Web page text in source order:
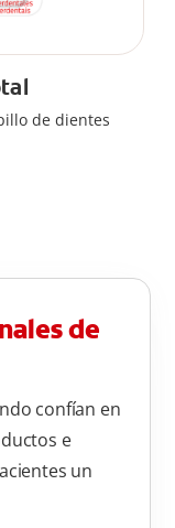
de dientes
de
confían en
e
un